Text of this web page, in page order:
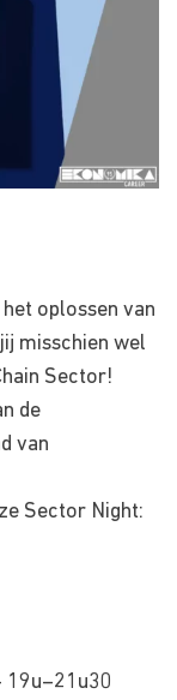
oplossen van
misschien wel
Sector!
de
van
Sector Night:
19u–21u30